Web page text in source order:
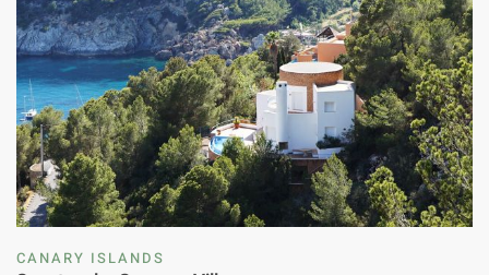
CANARY ISLANDS